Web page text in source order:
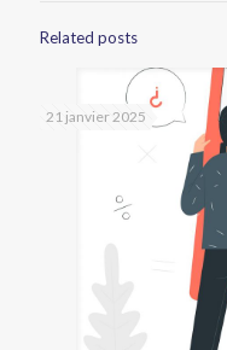
Related posts
21 janvier 2025